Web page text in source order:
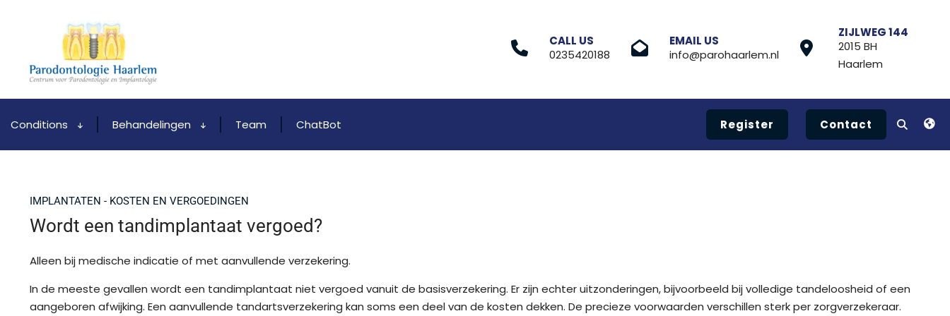
CALL US
0235420188
EMAIL US
info@parohaarlem.nl
ZIJLWEG 144
2015 BH
Haarlem
Conditions Behandelingen Team ChatBot Register Contact
IMPLANTATEN - KOSTEN EN VERGOEDINGEN
Wordt een tandimplantaat vergoed?
Alleen bij medische indicatie of met aanvullende verzekering.
In de meeste gevallen wordt een tandimplantaat niet vergoed vanuit de basisverzekering. Er zijn echter uitzonderingen, bijvoorbeeld bij volledige tandeloosheid of een
aangeboren afwijking. Een aanvullende tandartsverzekering kan soms een deel van de kosten dekken. De precieze voorwaarden verschillen sterk per zorgverzekeraar.